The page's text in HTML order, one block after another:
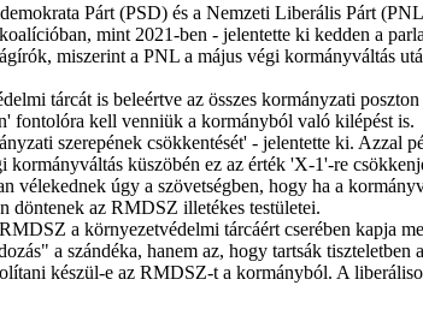
Párt (PSD) és a Nemzeti Liberális Párt
mint 2021-ben - jelentette ki kedden a
miszerint a PNL a május végi kormányváltás
tárcát is beleértve az összes kormányzati
fontolóra kell venniük a kormányból való kilépést is.
szerepének csökkentését' - jelentette ki. Azzal
küszöbén ez az érték 'X-1'-re
vélekednek úgy a szövetségben, hogy ha a
döntenek az RMDSZ illetékes testületei.
a környezetvédelmi tárcáért cserében kapja
a szándéka, hanem az, hogy tartsák tiszteletben
készül-e az RMDSZ-t a kormányból. A